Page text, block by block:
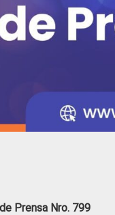
Prensa Nro. 799